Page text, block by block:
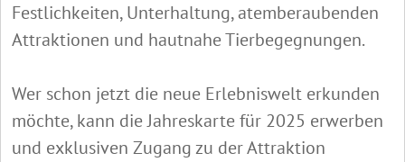
Festlichkeiten, Unterhaltung, atemberaubenden
Attraktionen und hautnahe Tierbegegnungen.
Wer schon jetzt die neue Erlebniswelt erkunden
möchte, kann die Jahreskarte für 2025 erwerben
und exklusiven Zugang zu der Attraktion